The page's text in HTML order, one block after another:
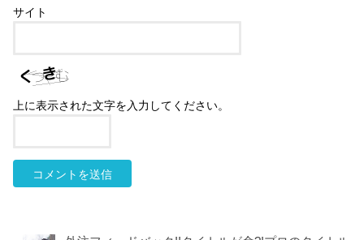
サイト
上に表示された文字を入力してください。